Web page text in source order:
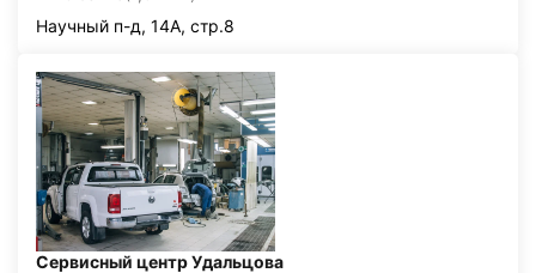
Научный п-д, 14А, стр.8
Сервисный центр Удальцова